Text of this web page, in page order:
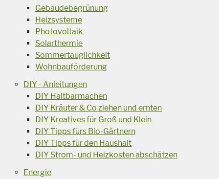
Gebäudebegrünung
Heizsysteme
Photovoltaik
Solarthermie
Sommertauglichkeit
Wohnbauförderung
DIY - Anleitungen
DIY Haltbarmachen
DIY Kräuter & Co ziehen und ernten
DIY Kreatives für Groß und Klein
DIY Tipps fürs Bio-Gärtnern
DIY Tipps für den Haushalt
DIY Strom- und Heizkosten abschätzen
Energie